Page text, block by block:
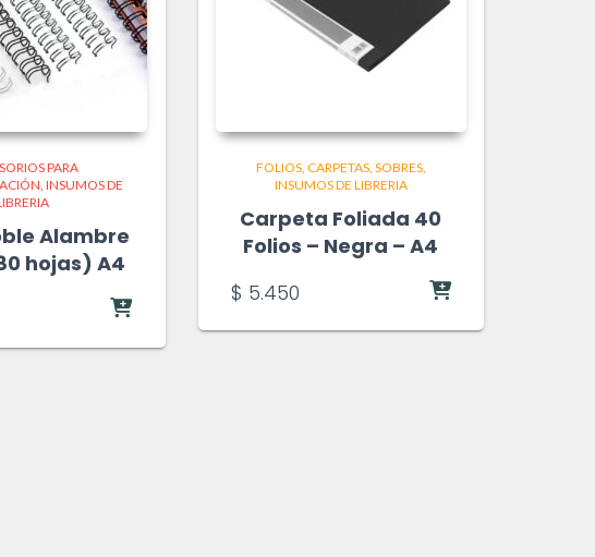
PARA
INSUMOS DE
Alambre
hojas) A4
FOLIOS, CARPETAS, SOBRES
INSUMOS DE LIBRERIA
Carpeta Foliada 40
Folios – Negra – A4
$ 5.450